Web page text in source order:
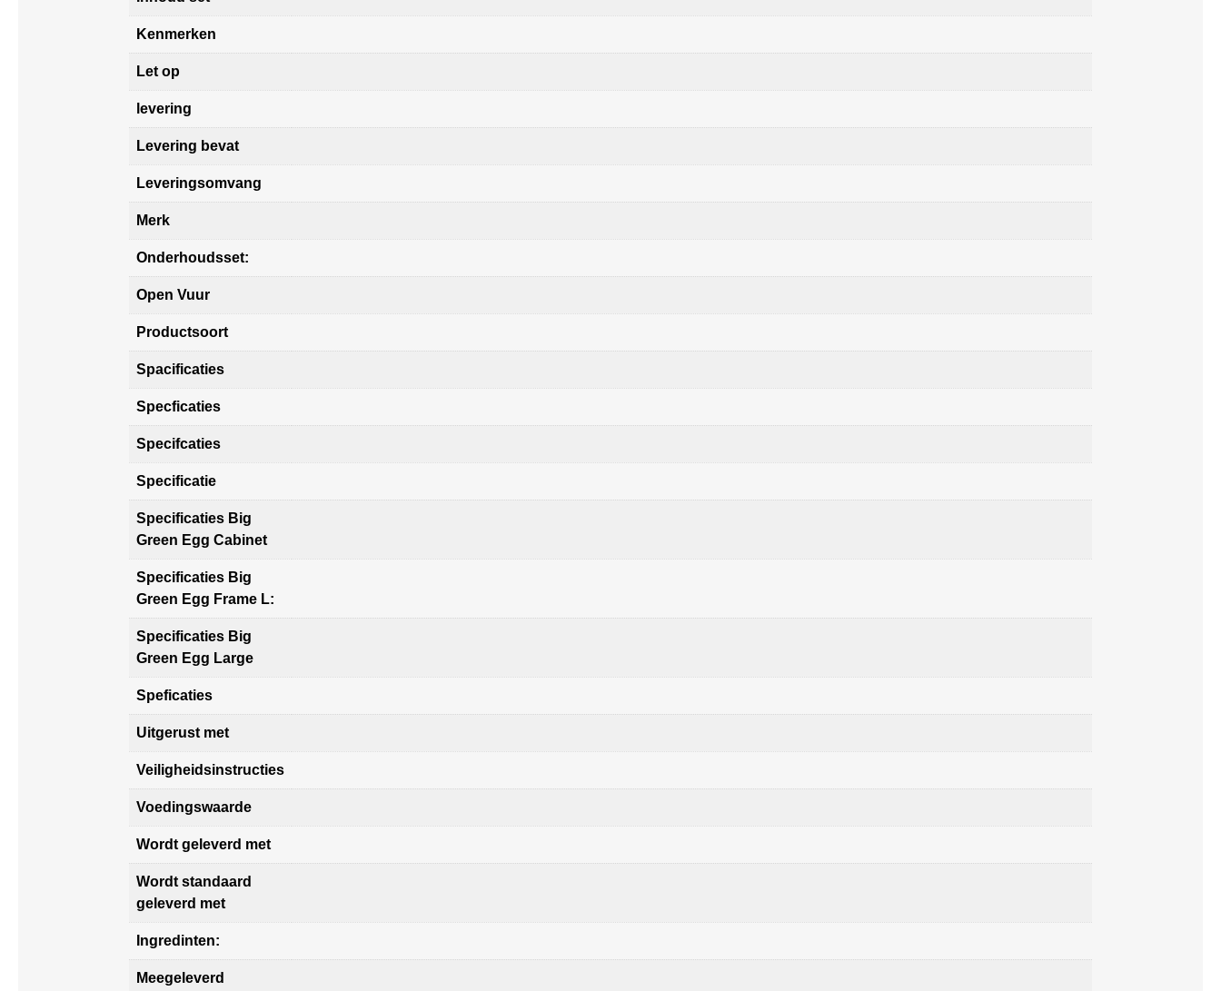
Kenmerken
Let op
levering
Levering bevat
Leveringsomvang
Merk
Onderhoudsset:
Open Vuur
Productsoort
Spacificaties
Specficaties
Specifcaties
Specificatie
Specificaties Big
Green Egg Cabinet
Specificaties Big
Green Egg Frame L:
Specificaties Big
Green Egg Large
Speficaties
Uitgerust met
Veiligheidsinstructies
Voedingswaarde
Wordt geleverd met
Wordt standaard
geleverd met
Ingredinten:
Meegeleverd